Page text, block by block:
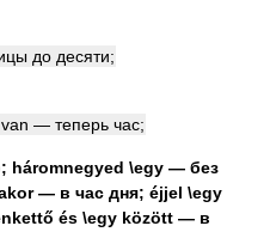
до десяти;
— теперь час;
háromnegyed \egy — без
— в час дня; éjjel \egy
és \egy között — в